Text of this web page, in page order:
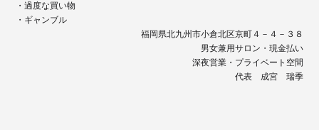
・過度な買い物
・ギャンブル
福岡県北九州市小倉北区京町４－４－３８
男女兼用サロン・現金払い
深夜営業・プライベート空間
代表 成宮 瑞季